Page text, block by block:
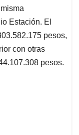
Estación. El
pesos,
con otras
pesos.